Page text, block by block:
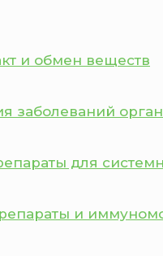
и обмен веществ
заболеваний
для
и